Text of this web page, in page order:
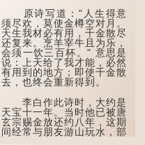
原诗写道："人生得意
须尽欢，莫使金樽空对月。
天生我材必有用，千金散尽
还复来。烹羊宰牛且为乐，
会须一饮三百杯。" 意思是
说：上天给了我才能，必然
有用到的地方；即使千金散
去，也终会重新得到。
李白作此诗时，大约是
天宝十一年。当时他已被唐
玄宗赐金放还约八年，这期
间经常与朋友游山玩水，部